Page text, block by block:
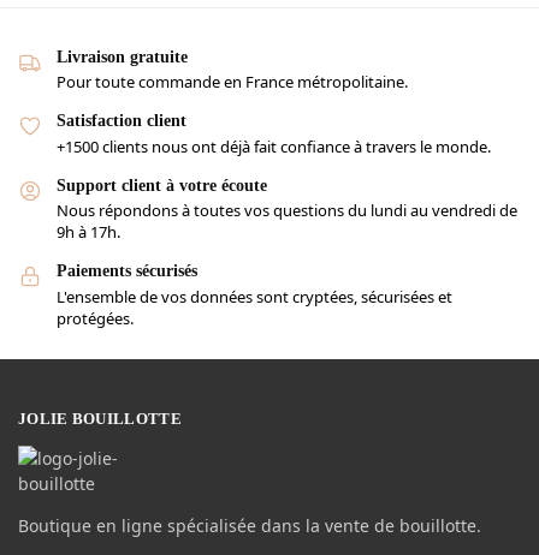
Livraison gratuite
Pour toute commande en France métropolitaine.
Satisfaction client
+1500 clients nous ont déjà fait confiance à travers le monde.
Support client à votre écoute
Nous répondons à toutes vos questions du lundi au vendredi de
9h à 17h.
Paiements sécurisés
L'ensemble de vos données sont cryptées, sécurisées et
protégées.
JOLIE BOUILLOTTE
Boutique en ligne spécialisée dans la vente de bouillotte.